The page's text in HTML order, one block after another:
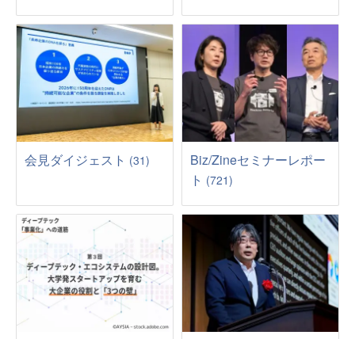
会見ダイジェスト (31)
Biz/Zineセミナーレポー
ト (721)